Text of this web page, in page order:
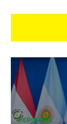
DEPORTES